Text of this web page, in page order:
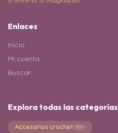
Enlaces
Inicio
Mi cuenta
Buscar
Explora todas las categorías
Accesorios crochet 319